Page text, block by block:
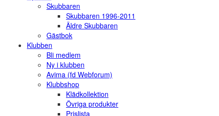
Skubbaren
Skubbaren 1996-2011
Äldre Skubbaren
Gästbok
Klubben
Bli medlem
Ny i klubben
Avima (fd Webforum)
Klubbshop
Klädkollektion
Övriga produkter
Prislista